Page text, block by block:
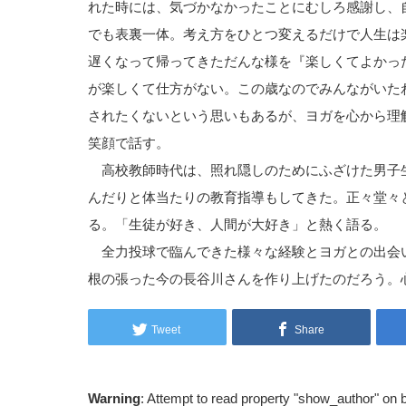
れた時には、気づかなかったことにむしろ感謝し
でも表裏一体。考え方をひとつ変えるだけで人生
遅くなって帰ってきただんな様を『楽しくてよか
が楽しくて仕方がない。この歳なのでみんながい
されたくないという思いもあるが、ヨガを心から
笑顔で話す。
高校教師時代は、照れ隠しのためにふざけた男
んだりと体当たりの教育指導もしてきた。正々堂
る。「生徒が好き、人間が大好き」と熱く語る。
全力投球で臨んできた様々な経験とヨガとの出
根の張った今の長谷川さんを作り上げたのだろう
Tweet Share
Warning: Attempt to read property "show_author" on